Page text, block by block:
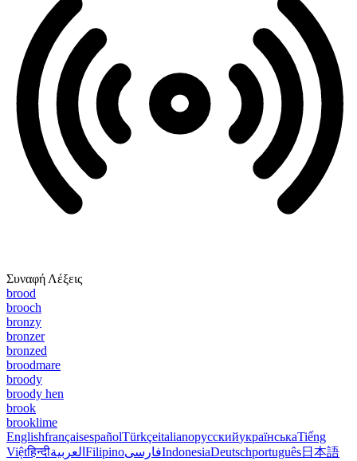
Συναφή Λέξεις
brood
brooch
bronzy
bronzer
bronzed
broodmare
broody
broody hen
brook
brooklime
EnglishfrançaisespañolTürkçeitalianoрусскийукраїнськаTiếng
Việtहिन्दीالعربية FilipinoفارسیIndonesiaDeutschportuguês日本語